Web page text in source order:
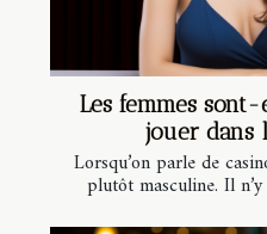
Les femmes
jouer dans
Lorsqu’on parle de
plutôt masculine. Il